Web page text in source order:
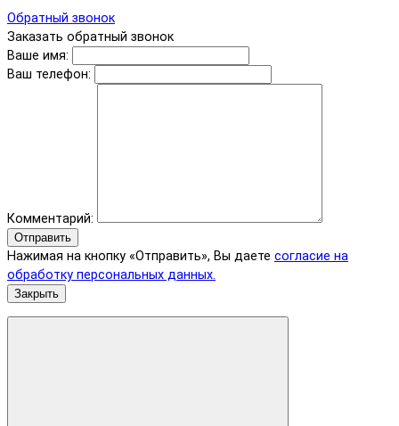
Обратный звонок
Заказать обратный звонок
Ваше имя:
Ваш телефон:
Комментарий:
Отправить
Нажимая на кнопку «Отправить», Вы даете согласие на
обработку персональных данных.
Закрыть